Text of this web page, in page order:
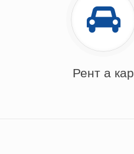
Рент а кар